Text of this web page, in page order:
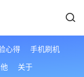
心得
手机刷机
关于